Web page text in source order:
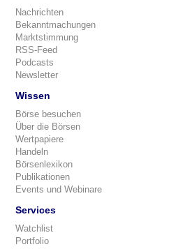
Nachrichten
Bekanntmachungen
Marktstimmung
RSS-Feed
Podcasts
Newsletter
Wissen
Börse besuchen
Über die Börsen
Wertpapiere
Handeln
Börsenlexikon
Publikationen
Events und Webinare
Services
Watchlist
Portfolio